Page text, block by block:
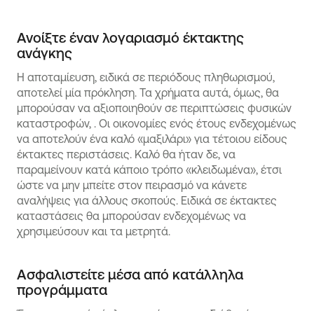
Ανοίξτε έναν λογαριασμό έκτακτης
ανάγκης
Η αποταμίευση, ειδικά σε περιόδους πληθωρισμού,
αποτελεί μία πρόκληση. Τα χρήματα αυτά, όμως, θα
μπορούσαν να αξιοποιηθούν σε περιπτώσεις φυσικών
καταστροφών, . Οι οικονομίες ενός έτους ενδεχομένως
να αποτελούν ένα καλό «μαξιλάρι» για τέτοιου είδους
έκτακτες περιστάσεις. Καλό θα ήταν δε, να
παραμείνουν κατά κάποιο τρόπο «κλειδωμένα», έτσι
ώστε να μην μπείτε στον πειρασμό να κάνετε
αναλήψεις για άλλους σκοπούς. Ειδικά σε έκτακτες
καταστάσεις θα μπορούσαν ενδεχομένως να
χρησιμεύσουν και τα μετρητά.
Ασφαλιστείτε μέσα από κατάλληλα
προγράμματα